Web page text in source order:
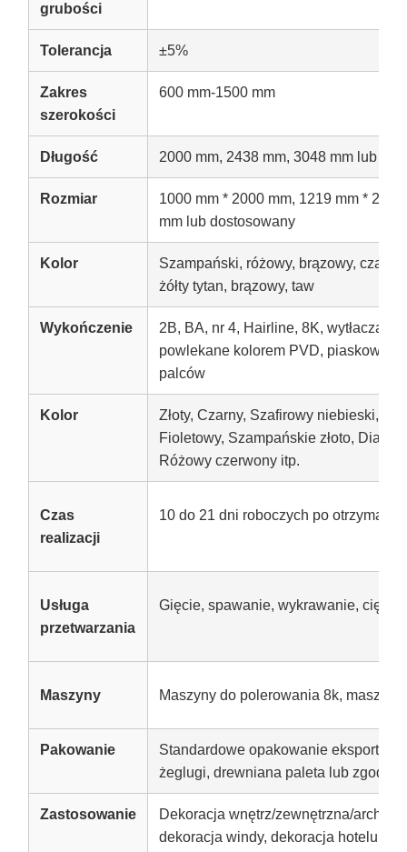
grubości
Tolerancja ±5%
Zakres
szerokości
600 mm-1500 mm
Długość 2000 mm, 2438 mm, 3048 mm lub
Rozmiar
1000 mm * 2000 mm, 1219 mm *
mm lub dostosowany
Kolor
Szampański, różowy, brązowy, czarny
żółty tytan, brązowy, taw
Wykończenie
2B, BA, nr 4, Hairline, 8K,
powlekane kolorem PVD,
palców
Kolor
Złoty, Czarny, Szafirowy niebieski,
Fioletowy, Szampańskie złoto,
Różowy czerwony itp.
Czas
realizacji
10 do 21 dni roboczych po
Usługa
przetwarzania
Gięcie, spawanie, wykrawanie, cięcie
Maszyny Maszyny do polerowania 8k,
Pakowanie
Standardowe opakowanie
żeglugi, drewniana paleta lub
Zastosowanie
Dekoracja wnętrz/zewnętrzna/
dekoracja windy, dekoracja hotelu,